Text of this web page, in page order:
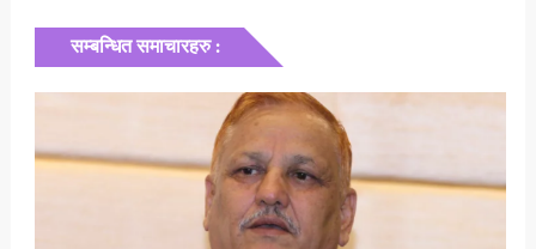
सम्बन्धित समाचारहरु :